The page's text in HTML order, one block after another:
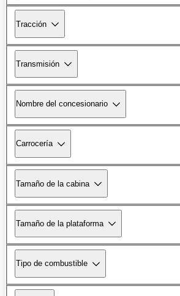
Tracción
Transmisión
Nombre del concesionario
Carrocería
Tamaño de la cabina
Tamaño de la plataforma
Tipo de combustible